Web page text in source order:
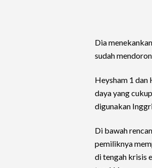
Dia
sudah
Heysham 1
daya yang
digunakan
Di bawah
pemiliknya
di tengah krisis